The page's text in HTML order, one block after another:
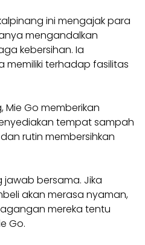
ini mengajak para
mengandalkan
kebersihan. Ia
terhadap fasilitas
Go memberikan
tempat sampah
rutin membersihkan
jawab bersama. Jika
akan merasa nyaman,
mereka tentu
Go.